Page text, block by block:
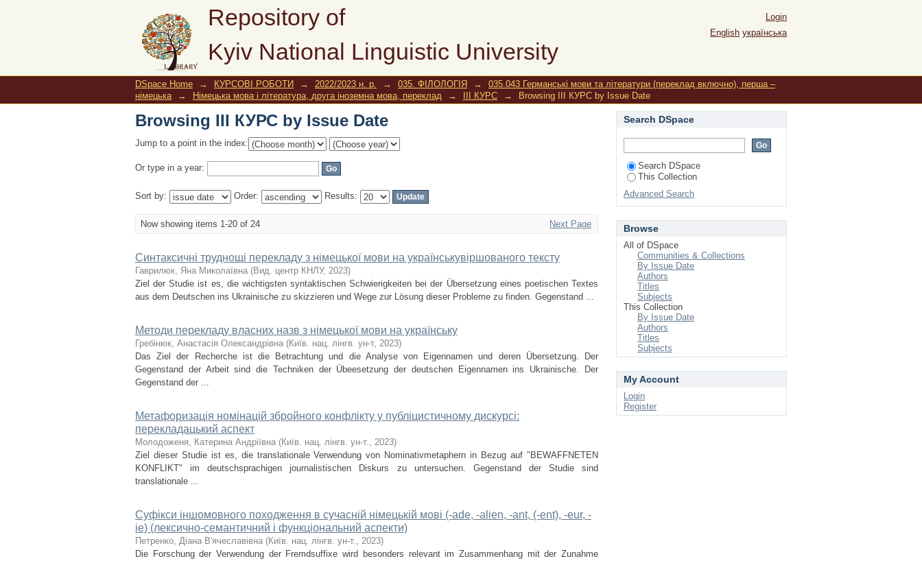
Repository of
Kyiv National Linguistic University
Browsing ІІІ КУРС by Issue Date
Login
English українська
DSpace Home → КУРСОВІ РОБОТИ → 2022/2023 н. р. → 035. ФІЛОЛОГІЯ →
035.043 Германські мови та літератури (переклад включно), перша –
німецька
→ Німецька мова і література, друга іноземна мова, переклад → ІІІ КУРС → Browsing ІІІ КУРС by Issue Date
Browsing ІІІ КУРС by Issue Date
Jump to a point in the index:
Or type in a year:
Sort by: Order: Results:
Now showing items 1-20 of 24 Next Page
Синтаксичні труднощі перекладу з німецької мови на українськувіршованого тексту
Гаврилюк, Яна Миколаївна (Вид. центр КНЛУ, 2023)
Ziel der Studie ist es, die wichtigsten syntaktischen Schwierigkeiten bei der Übersetzung eines poetischen Textes
aus dem Deutschen ins Ukrainische zu skizzieren und Wege zur Lösung dieser Probleme zu finden. Gegenstand ...
Методи перекладу власних назв з німецької мови на українську
Гребінюк, Анастасія Олександрівна (Київ. нац. лінгв. ун-т, 2023)
Das Ziel der Recherche ist die Betrachtung und die Analyse von Eigennamen und deren Übersetzung. Der
Gegenstand der Arbeit sind die Techniken der Übeesetzung der deutschen Eigennamen ins Ukrainische. Der
Gegenstand der ...
Метафоризація номінацій збройного конфлікту у публіцистичному дискурсі:
перекладацький аспект
Молодоженя, Катерина Андріївна (Київ. нац. лінгв. ун-т., 2023)
Ziel dieser Studie ist es, die translationale Verwendung von Nominativmetaphern in Bezug auf "BEWAFFNETEN
KONFLIKT" im deutschsprachigen journalistischen Diskurs zu untersuchen. Gegenstand der Studie sind
translationale ...
Суфікси іншомовного походження в сучасній німецькій мові (-ade, -alien, -ant, (-ent), -eur, -
ie) (лексично-семантичний і функціональний аспекти)
Петренко, Діана В'ячеславівна (Київ. нац. лінгв. ун-т., 2023)
Die Forschung der Verwendung der Fremdsuffixe wird besonders relevant im Zusammenhang mit der Zunahme
Search DSpace
Search DSpace
This Collection
Advanced Search
Browse
All of DSpace
Communities & Collections
By Issue Date
Authors
Titles
Subjects
This Collection
By Issue Date
Authors
Titles
Subjects
My Account
Login
Register